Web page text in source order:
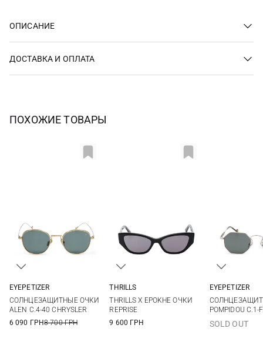
ОПИСАНИЕ
ДОСТАВКА И ОПЛАТА
ПОХОЖИЕ ТОВАРЫ
EYEPETIZER
СОЛНЦЕЗАЩИТНЫЕ ОЧКИ
ALEN C.4-40 CHRYSLER
6 090 ГРН8 700 ГРН
THRILLS
THRILLS X EPOKHE ОЧКИ
REPRISE
9 600 ГРН
EYEPETIZER
POMPIDOU C.1-
SOLD OUT